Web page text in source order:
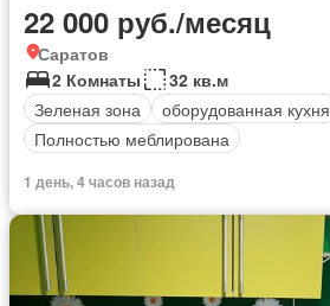
22 000 руб./месяц
Саратов
2 Комнаты
32 кв.м
Зеленая зона
оборудованная кухня
Полностью меблирована
1 день, 4 часов назад